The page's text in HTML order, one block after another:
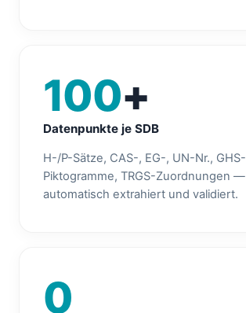
100+
Datenpunkte je SDB
H-/P-Sätze, CAS-, EG-, UN-Nr., GHS-
Piktogramme, TRGS-Zuordnungen —
automatisch extrahiert und validiert.
0